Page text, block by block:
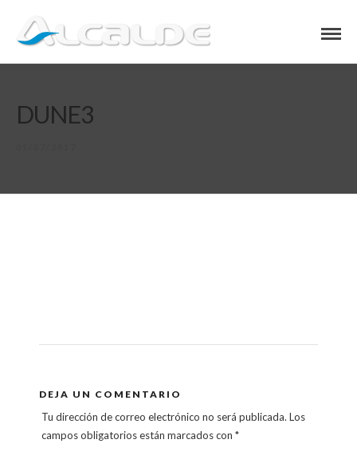
DUNE3
DEJA UN COMENTARIO
Tu dirección de correo electrónico no será publicada. Los
campos obligatorios están marcados con*